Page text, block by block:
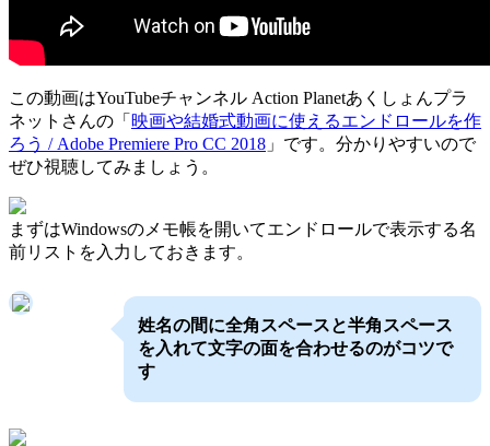
この動画はYouTubeチャンネル Action Planetあくしょんプラ
ネットさんの「 映画や結婚式動画に使えるエンドロールを作
ろう / Adobe Premiere Pro CC 2018 」です。分かりやすいので
ぜひ視聴してみましょう。
まずはWindowsのメモ帳を開いてエンドロールで表示する名
前リストを入力しておきます。
姓名の間に全角スペースと半角スペース
を入れて文字の面を合わせるのがコツで
す